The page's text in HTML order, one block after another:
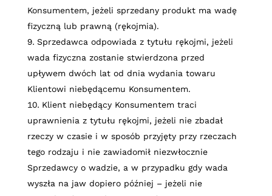
Konsumentem, jeżeli sprzedany produkt ma wadę
fizyczną lub prawną (rękojmia).
Sprzedawca odpowiada z tytułu rękojmi, jeżeli
wada fizyczna zostanie stwierdzona przed
upływem dwóch lat od dnia wydania towaru
Klientowi niebędącemu Konsumentem.
Klient niebędący Konsumentem traci
uprawnienia z tytułu rękojmi, jeżeli nie zbadał
rzeczy w czasie i w sposób przyjęty przy rzeczach
tego rodzaju i nie zawiadomił niezwłocznie
Sprzedawcy o wadzie, a w przypadku gdy wada
wyszła na jaw dopiero później – jeżeli nie